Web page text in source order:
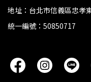
地址：台北市信義區忠孝
統一編號：50850717